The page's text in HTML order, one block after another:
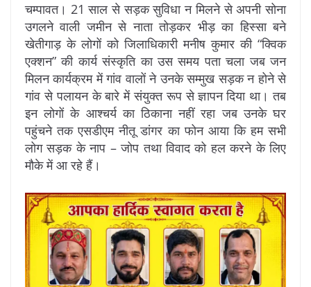
चम्पावत। 21 साल से सड़क सुविधा न मिलने से अपनी सोना
उगलने वाली जमीन से नाता तोड़कर भीड़ का हिस्सा बने
खेतीगाड़ के लोगों को जिलाधिकारी मनीष कुमार की “क्विक
एक्शन” की कार्य संस्कृति का उस समय पता चला जब जन
मिलन कार्यक्रम में गांव वालों ने उनके सम्मुख सड़क न होने से
गांव से पलायन के बारे में संयुक्त रूप से ज्ञापन दिया था। तब
इन लोगों के आश्चर्य का ठिकाना नहीं रहा जब उनके घर
पहुंचने तक एसडीएम नीतू डांगर का फोन आया कि हम सभी
लोग सड़क के नाप – जोप तथा विवाद को हल करने के लिए
मौके में आ रहे हैं।